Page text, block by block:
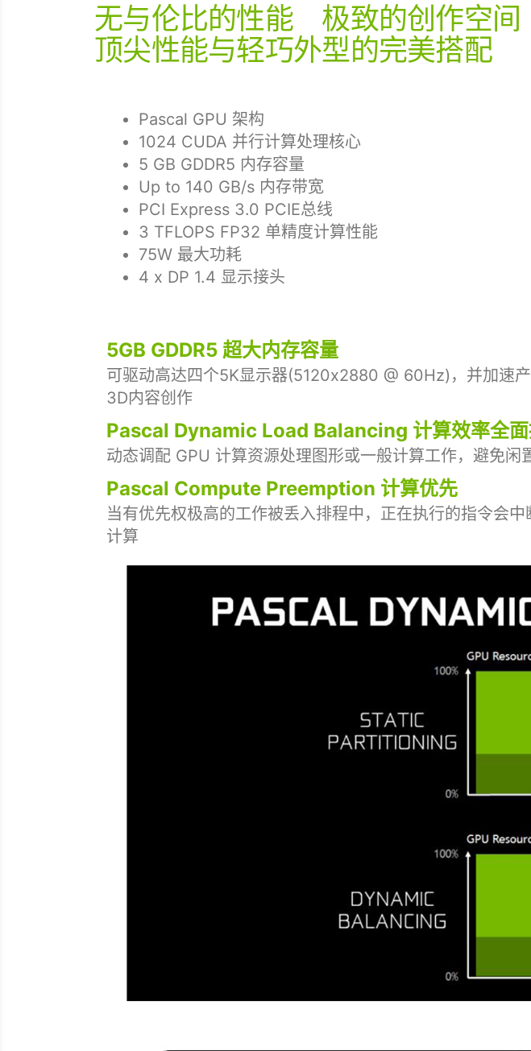
无与伦比的性能 极致的创作空间
顶尖性能与轻巧外型的完美搭配
Pascal GPU 架构
1024 CUDA 并行计算处理核心
5 GB GDDR5 内存容量
Up to 140 GB/s 内存带宽
PCI Express 3.0 PCIE总线
3 TFLOPS FP32 单精度计算性能
75W 最大功耗
4 x DP 1.4 显示接头
5GB GDDR5 超大内存容量
可驱动高达四个5K显示器(5120x2880 @ 60Hz)，并加速
3D内容创作
Pascal Dynamic Load Balancing 计算效率全
动态调配 GPU 计算资源处理图形或一般计算工作，避免闲
Pascal Compute Preemption 计算优先
当有优先权极高的工作被丢入排程中，正在执行的指令会
计算